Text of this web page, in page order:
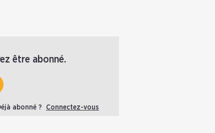
être abonné.
abonné ? Connectez-vous